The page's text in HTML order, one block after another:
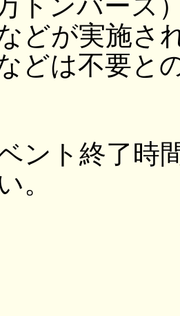
どが実施さ
どは不要と
ント終了時
。